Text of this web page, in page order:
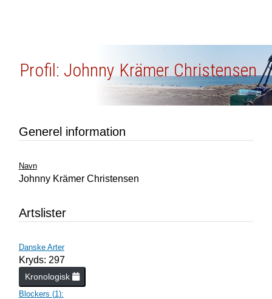
Profil: Johnny Krämer Christensen
Generel information
Navn
Johnny Krämer Christensen
Artslister
Danske Arter
Kryds: 297
Kronologisk
Blockers (1):